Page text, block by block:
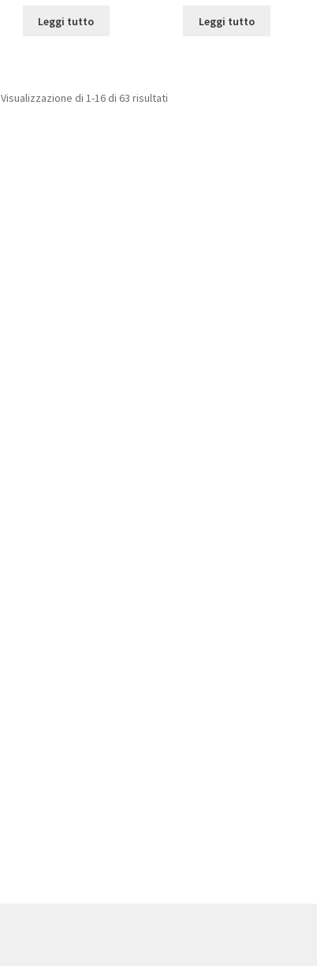
Leggi tutto Leggi tutto
Visualizzazione di 1-16 di 63 risultati